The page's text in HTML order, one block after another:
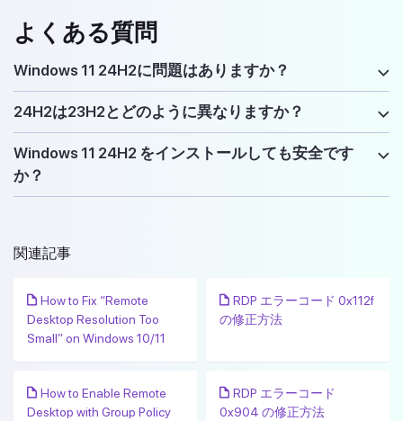
よくある質問
Windows 11 24H2に問題はありますか？
24H2は23H2とどのように異なりますか？
Windows 11 24H2 をインストールしても安全です
か？
関連記事
How to Fix “Remote
Desktop Resolution Too
Small” on Windows 10/11
RDP エラーコード 0x112f
の修正方法
How to Enable Remote
Desktop with Group Policy
RDP エラーコード
0x904 の修正方法